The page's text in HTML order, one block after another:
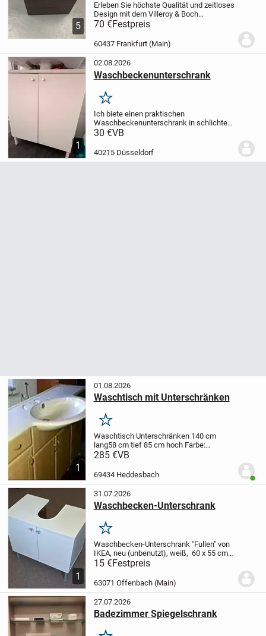
5
Erleben Sie höchste Qualität und zeitloses
Design mit dem Villeroy & Boch
Waschbeckenunterschrank, komplett mit
einem eleganten Glaswaschbecken.
Diese Neuware und originalverpackt,
präsentiert sich in...
70 €Festpreis
60437 Frankfurt (Main)
1
02.08.2026
Waschbeckenunterschrank
Merken
Ich biete einen praktischen
Waschbeckenunterschrank in schlichtem
Weiß an. Dieser Schrank ist ideal, um
Badezimmer zu schaffen und unschöne
Rohre zu verdecken. Er passt...
30 €VB
40215 Düsseldorf
1
01.08.2026
Waschtisch mit Unterschränken
Merken
Waschtisch Unterschränken 140 cm
lang58 cm tief 85 cm hoch Farbe:
beige,,,,,,,,,,,,,,,,,,,,,,,,,,,, , ,,,,,,,,
285 €VB
69434 Heddesbach
1
31.07.2026
Waschbecken-Unterschrank
Merken
Waschbecken-Unterschrank "Fullen" von
IKEA, neu (unbenutzt), weiß, 60 x 55 cm,
2 Türen, passt unter die meisten
Waschbecken, inkl. 4 Beinen. Fertig
montiert, erspart dem Käufer dadurch die
15 €Festpreis
63071 Offenbach (Main)
27.07.2026
Badezimmer Spiegelschrank